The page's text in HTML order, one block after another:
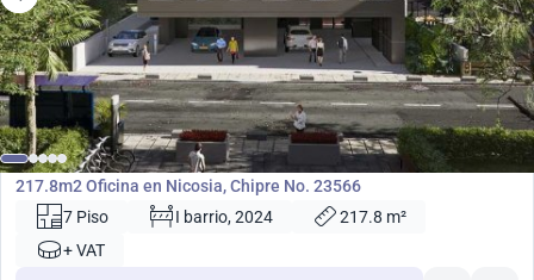
949 000
Oficina
217.8m2 Oficina en Nicosia, Chipre No. 23566
7 Piso
I barrio, 2024
217.8 m²
+ VAT